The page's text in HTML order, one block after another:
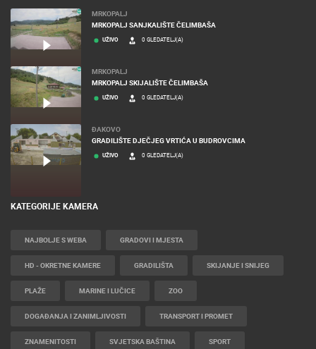
MRKOPALJ
MRKOPALJ SANJKALIŠTE ČELIMBAŠA
UŽIVO 0 GLEDATELJ(A)
MRKOPALJ
MRKOPALJ SKIJALIŠTE ČELIMBAŠA
UŽIVO 0 GLEDATELJ(A)
ĐAKOVO
GRADILIŠTE DJEČJEG VRTIĆA U BUDROVCIMA
UŽIVO 0 GLEDATELJ(A)
KATEGORIJE KAMERA
NAJBOLJE S WEBA GRADOVI I MJESTA
HD - OKRETNE KAMERE GRADILIŠTA SKIJANJE I SNIJEG
PLAŽE MARINE I LUČICE ZOO
DOGAĐANJA I ZANIMLJIVOSTI TRANSPORT I PROMET
ZNAMENITOSTI SVJETSKA BAŠTINA SPORT